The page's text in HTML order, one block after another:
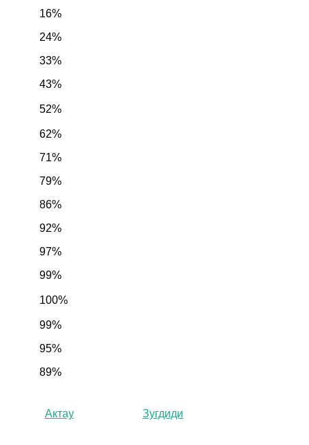
16%
24%
33%
43%
52%
62%
71%
79%
86%
92%
97%
99%
100%
99%
95%
89%
Актау Зугдиди